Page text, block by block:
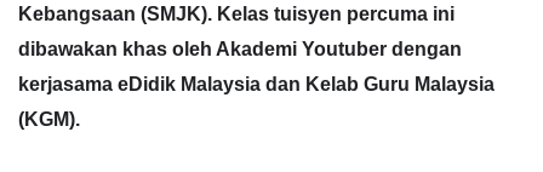
Kebangsaan (SMJK). Kelas tuisyen percuma ini
dibawakan khas oleh Akademi Youtuber dengan
kerjasama eDidik Malaysia dan Kelab Guru Malaysia
(KGM).